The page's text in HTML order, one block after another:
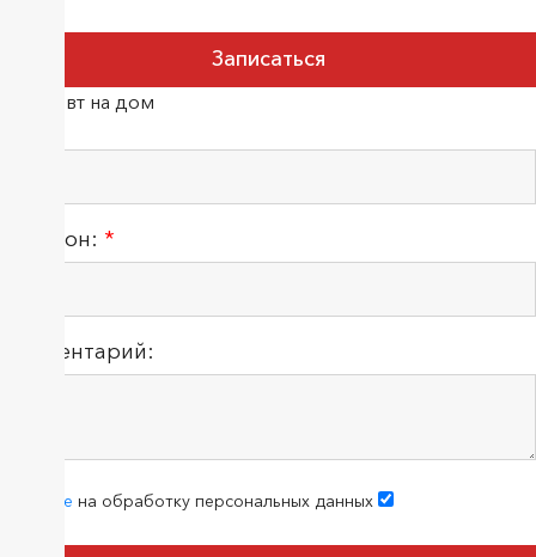
Терапевт на дом
Телефон: *
Комментарий:
согласие на обработку персональных данных